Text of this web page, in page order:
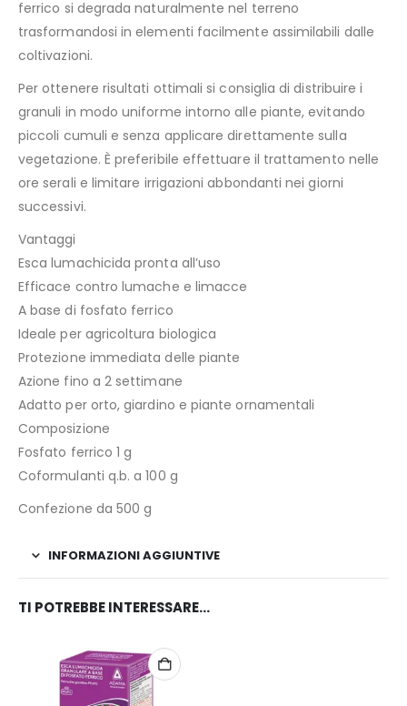
ferrico si degrada naturalmente nel terreno
trasformandosi in elementi facilmente assimilabili dalle
coltivazioni.
Per ottenere risultati ottimali si consiglia di distribuire i
granuli in modo uniforme intorno alle piante, evitando
piccoli cumuli e senza applicare direttamente sulla
vegetazione. È preferibile effettuare il trattamento nelle
ore serali e limitare irrigazioni abbondanti nei giorni
successivi.
Vantaggi
Esca lumachicida pronta all’uso
Efficace contro lumache e limacce
A base di fosfato ferrico
Ideale per agricoltura biologica
Protezione immediata delle piante
Azione fino a 2 settimane
Adatto per orto, giardino e piante ornamentali
Composizione
Fosfato ferrico 1 g
Coformulanti q.b. a 100 g
Confezione da 500 g
INFORMAZIONI AGGIUNTIVE
TI POTREBBE INTERESSARE…